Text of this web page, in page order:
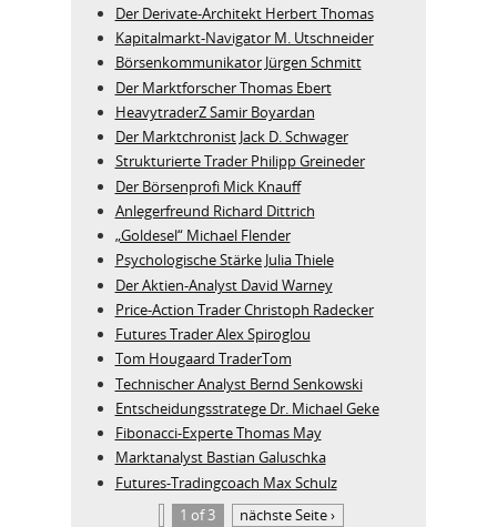
Der Derivate‑Architekt Herbert Thomas
Kapitalmarkt-Navigator M. Utschneider
Börsenkommunikator Jürgen Schmitt
Der Marktforscher Thomas Ebert
HeavytraderZ Samir Boyardan
Der Marktchronist Jack D. Schwager
Strukturierte Trader Philipp Greineder
Der Börsenprofi Mick Knauff
Anlegerfreund Richard Dittrich
„Goldesel“ Michael Flender
Psychologische Stärke Julia Thiele
Der Aktien-Analyst David Warney
Price-Action Trader Christoph Radecker
Futures Trader Alex Spiroglou
Tom Hougaard TraderTom
Technischer Analyst Bernd Senkowski
Entscheidungsstratege Dr. Michael Geke
Fibonacci-Experte Thomas May
Marktanalyst Bastian Galuschka
Futures-Tradingcoach Max Schulz
1 of 3
nächste Seite ›